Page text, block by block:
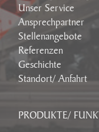
Unser Service
Ansprechpartner
Stellenangebote
Referenzen
Geschichte
Standort/ Anfahrt
PRODUKTE/